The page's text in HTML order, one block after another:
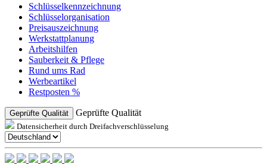
Schlüsselkennzeichnung
Schlüsselorganisation
Preisauszeichnung
Werkstattplanung
Arbeitshilfen
Sauberkeit & Pflege
Rund ums Rad
Werbeartikel
Restposten %
Geprüfte Qualität Geprüfte Qualität
Datensicherheit durch Dreifachverschlüsselung